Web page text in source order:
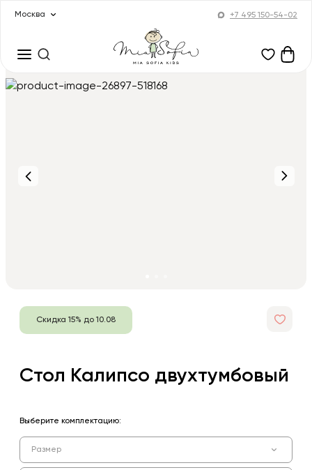
Москва +7 495 150-54-02
Скидка 15% до 10.08
Стол Калипсо двухтумбовый
Выберите комплектацию:
Размер